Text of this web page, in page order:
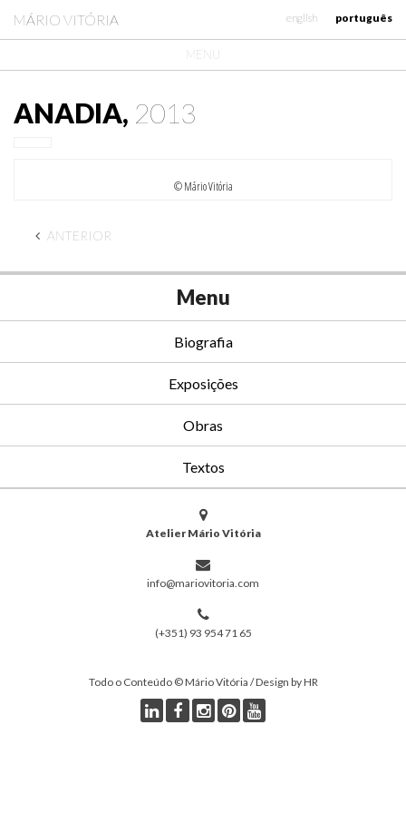
MÁRIO VITÓRIA português
english
MENU
ANADIA, 2013
© Mário Vitória
ANTERIOR
Menu
Biografia
Exposições
Obras
Textos
Atelier Mário Vitória
info@mariovitoria.com
(+351) 93 954 71 65
Todo o Conteúdo © Mário Vitória / Design by HR